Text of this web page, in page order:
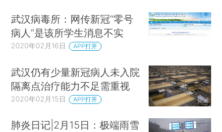
武汉病毒所：网传新冠“零号
病人”是该所学生消息不实
2020年02月16日 APP打开
武汉仍有少量新冠病人未入院
隔离点治疗能力不足需重视
2020年02月15日 APP打开
肺炎日记|2月15日：极端雨雪